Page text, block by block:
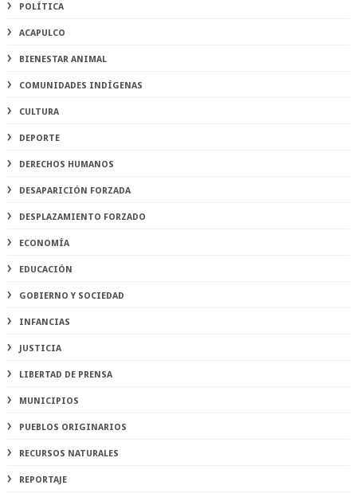
POLÍTICA
ACAPULCO
BIENESTAR ANIMAL
COMUNIDADES INDÍGENAS
CULTURA
DEPORTE
DERECHOS HUMANOS
DESAPARICIÓN FORZADA
DESPLAZAMIENTO FORZADO
ECONOMÍA
EDUCACIÓN
GOBIERNO Y SOCIEDAD
INFANCIAS
JUSTICIA
LIBERTAD DE PRENSA
MUNICIPIOS
PUEBLOS ORIGINARIOS
RECURSOS NATURALES
REPORTAJE